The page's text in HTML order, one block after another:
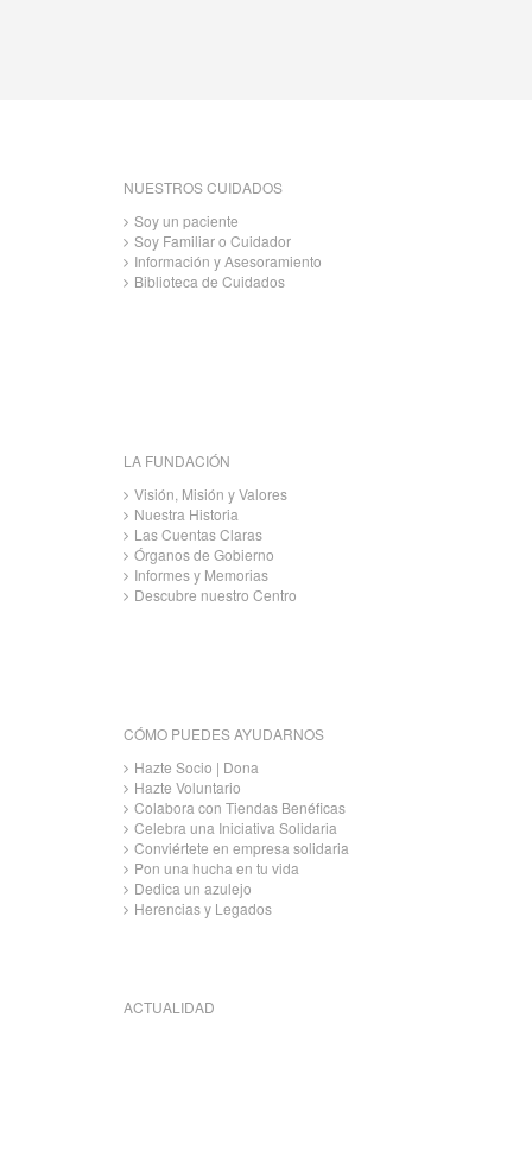
NUESTROS CUIDADOS
Soy un paciente
Soy Familiar o Cuidador
Información y Asesoramiento
Biblioteca de Cuidados
LA FUNDACIÓN
Visión, Misión y Valores
Nuestra Historia
Las Cuentas Claras
Órganos de Gobierno
Informes y Memorias
Descubre nuestro Centro
CÓMO PUEDES AYUDARNOS
Hazte Socio | Dona
Hazte Voluntario
Colabora con Tiendas Benéficas
Celebra una Iniciativa Solidaria
Conviértete en empresa solidaria
Pon una hucha en tu vida
Dedica un azulejo
Herencias y Legados
ACTUALIDAD